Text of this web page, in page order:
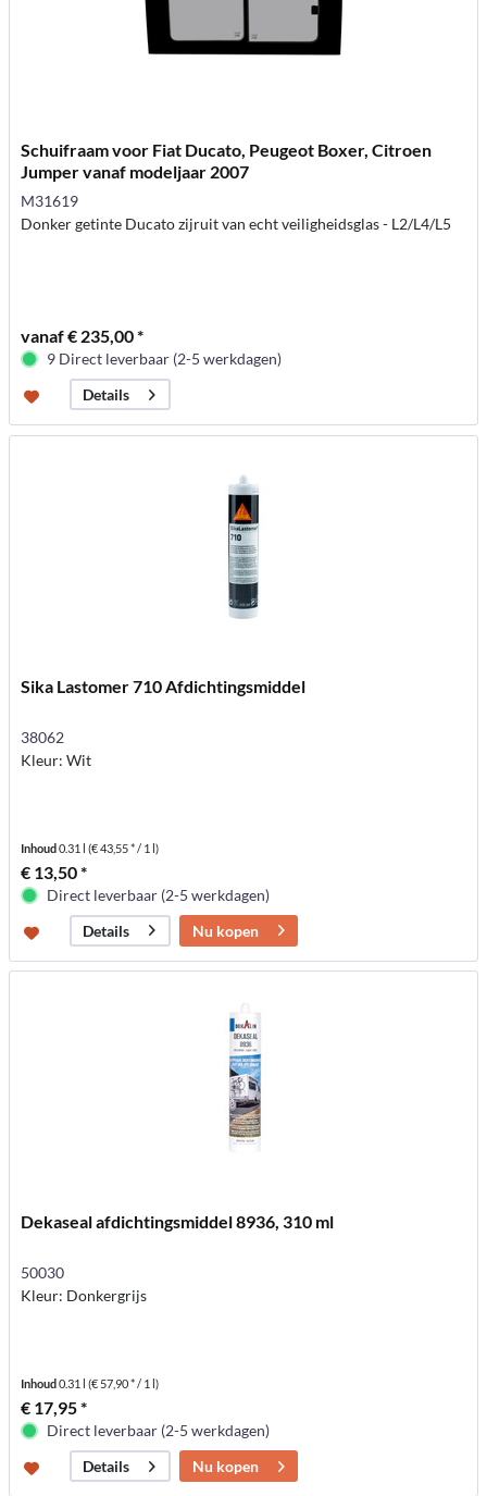
Schuifraam voor Fiat Ducato, Peugeot Boxer, Citroen
Jumper vanaf modeljaar 2007
M31619
Donker getinte Ducato zijruit van echt veiligheidsglas - L2/L4/L5
vanaf € 235,00 *
9 Direct leverbaar (2-5 werkdagen)
Details
Sika Lastomer 710 Afdichtingsmiddel
38062
Kleur: Wit
Inhoud0.31 l(€ 43,55 * / 1 l)
€ 13,50 *
Direct leverbaar (2-5 werkdagen)
Details
Nu kopen
Dekaseal afdichtingsmiddel 8936, 310 ml
50030
Kleur: Donkergrijs
Inhoud0.31 l(€ 57,90 * / 1 l)
€ 17,95 *
Direct leverbaar (2-5 werkdagen)
Details
Nu kopen